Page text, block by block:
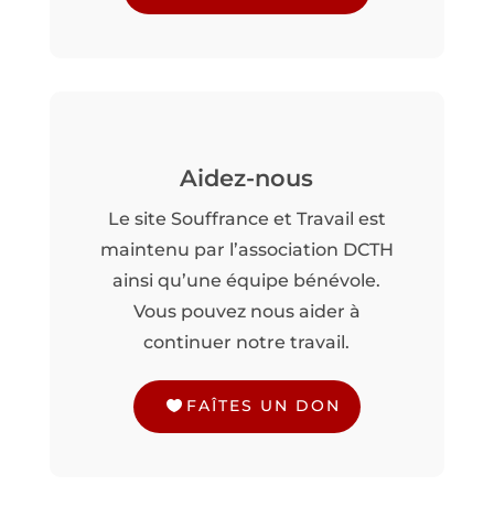
Aidez-nous
Le site Souffrance et Travail est
maintenu par l’association DCTH
ainsi qu’une équipe bénévole.
Vous pouvez nous aider à
continuer notre travail.
FAÎTES UN DON